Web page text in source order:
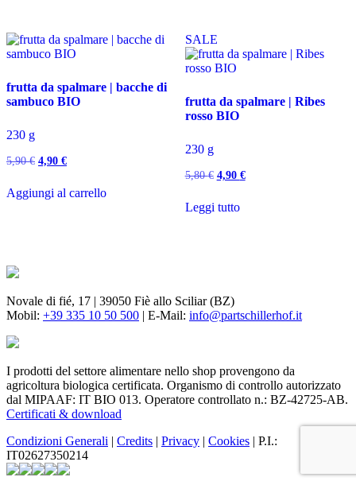
frutta da spalmare | bacche di
sambuco BIO
230 g
5,90€ Il
era:
4,90 €Il
è:
Aggiungi al carrello
SALE
frutta da spalmare | Ribes
rosso BIO
230 g
5,80€ Il
era:
4,90 €Il
Leggi tutto
Novale di fié, 17 | 39050 Fiè allo Sciliar (BZ)
Mobil: +39 335 10 50 500 | E-Mail: info@partschillerhof.it
I prodotti del settore alimentare nello shop provengono da
agricoltura biologica certificata. Organismo di controllo autorizzato
dal MIPAAF: IT BIO 013. Operatore controllato n.: BZ-42725-AB.
Certificati & download
Condizioni Generali | Credits | Privacy | Cookies | P.I.:
IT02627350214